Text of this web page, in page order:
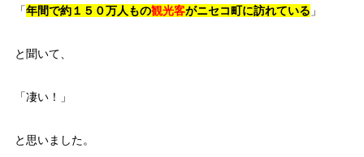
「年間で約１５０万人もの観光客がニセコ町に訪れている 」
と聞いて、
「凄い！」
と思いました。